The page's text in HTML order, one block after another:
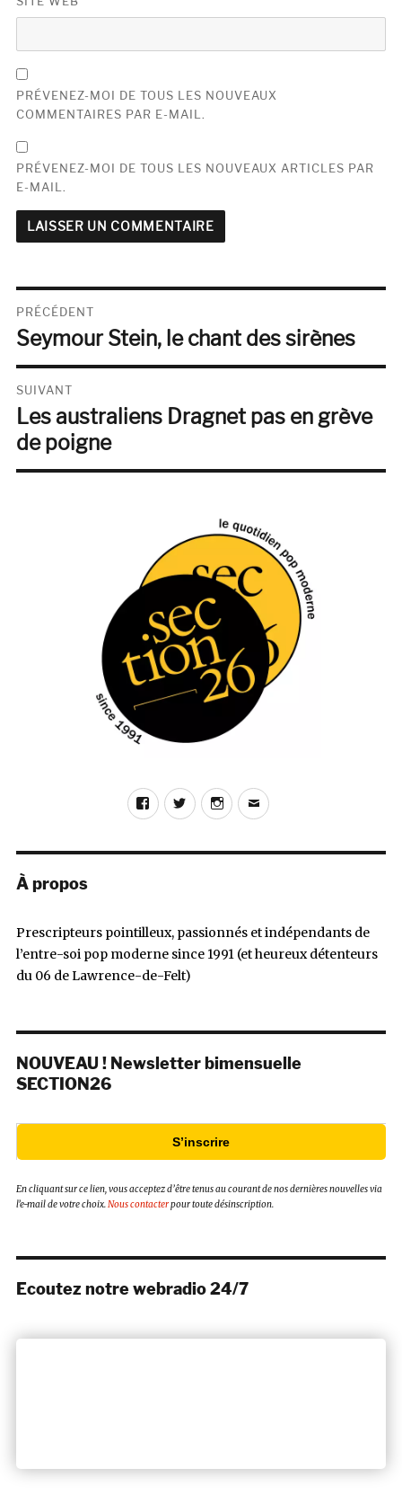
PRÉVENEZ-MOI DE TOUS LES NOUVEAUX
COMMENTAIRES PAR E-MAIL.
PRÉVENEZ-MOI DE TOUS LES NOUVEAUX ARTICLES PAR
E-MAIL.
Navigation
de
l’article
PRÉCÉDENT
Publication
Seymour Stein, le chant des sirènes
SUIVANT
Publication
suivante :
Les australiens Dragnet pas en grève
de poigne
FacebookTwitterInstagram
E-
À propos
Prescripteurs pointilleux, passionnés et indépendants de
l’entre-soi pop moderne since 1991 (et heureux détenteurs
du 06 de Lawrence-de-Felt)
NOUVEAU ! Newsletter bimensuelle
SECTION26
S’inscrire
En cliquant sur ce lien, vous acceptez d’être tenus au courant de nos dernières nouvelles via
l’e-mail de votre choix.Nous contacterpour toute désinscription.
Ecoutez notre webradio 24/7